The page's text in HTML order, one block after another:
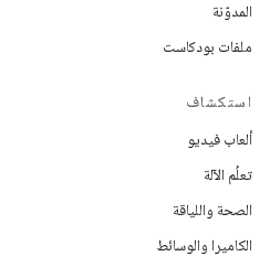
المدوّنة
ملفات بودكاست
استكشاف
ألعاب فيديو
تعلُم الآلة
الصحة واللياقة
الكاميرا والوسائط